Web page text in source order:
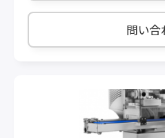
装置のため、エアー混入
御 ■既設の計量包装機に
自動的に真空整形 ■キャ
■シールテープ：φ38mm
幅150～300mm 長200
下 ■能力：4～6袋/分 ■
問い合